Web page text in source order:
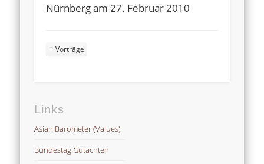
Nürnberg am 27. Februar 2010
Vorträge
Links
Asian Barometer (Values)
Bundestag Gutachten